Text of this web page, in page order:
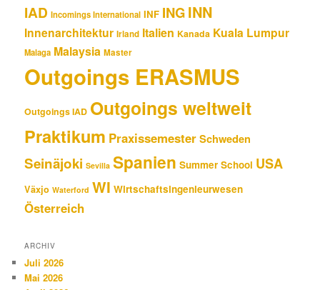
IAD Incomings International INF INGINN
Innenarchitektur Irland Italien Kanada Kuala Lumpur
Malaga Malaysia Master
Outgoings ERASMUS
Outgoings IAD Outgoings weltweit
Praktikum PraxissemesterSchweden
Seinäjoki Sevilla Spanien Summer School USA
Växjo Waterford WI Wirtschaftsingenieurwesen
Österreich
ARCHIV
Juli 2026
Mai 2026